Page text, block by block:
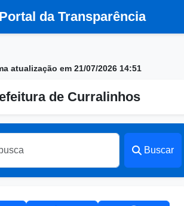
Portal da Transparência
atualização em 21/07/2026 14:51
de Curralinhos
Buscar